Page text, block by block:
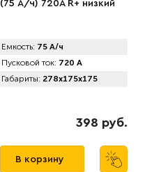
(75 А/ч) 720A R+ низкий
Емкость: 75 А/ч
Пусковой ток: 720 А
Габариты: 278x175x175
398 руб.
В корзину